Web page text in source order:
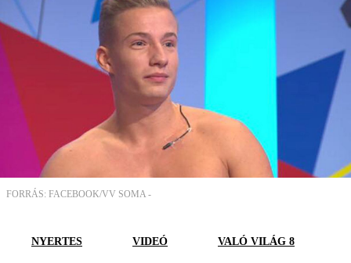
FORRÁS: FACEBOOK/VV SOMA -
NYERTES VIDEÓ VALÓ VILÁG 8